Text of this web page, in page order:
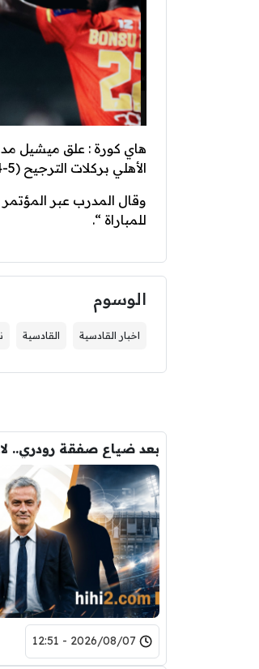
هاي كورة : علق ميشيل
الأهلي بركلات الترجيح (5-4) مساء اليوم الجمعة.
وقال المدرب عبر
للمباراة “.
الوسوم
اخبار القادسية القادسية
2026/08/07 - 12:51